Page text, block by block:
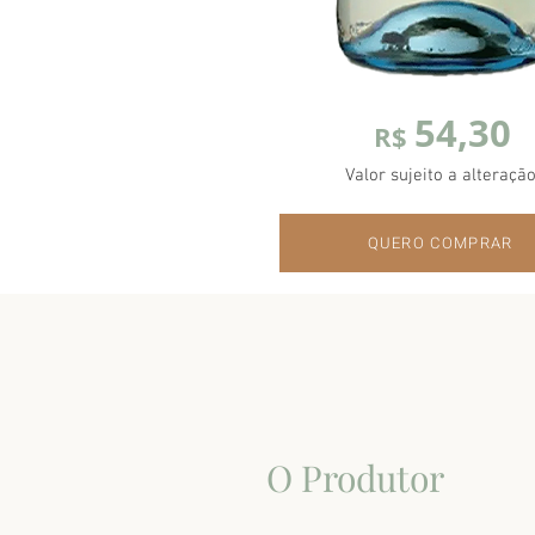
R$ 54,30
Valor sujeito a
QUERO COMPRAR
O Produtor